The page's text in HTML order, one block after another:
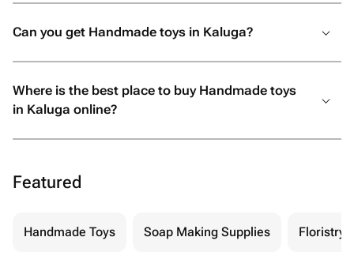
Can you get Handmade toys in Kaluga?
Where is the best place to buy Handmade toys
in Kaluga online?
Featured
Handmade Toys Soap Making Supplies Floristry